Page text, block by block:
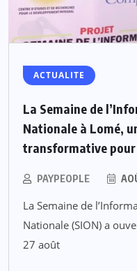
ACTUALITE
La Semaine de
Nationale à Lomé,
transformative pour
PAYPEOPLE
La Semaine de
Nationale (SION) a
27 août